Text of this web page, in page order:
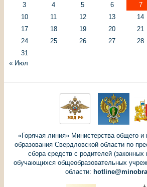
3
4 5 6 7
10
11 12 13 14
17
18 19 20 21
24
25 26 27 28
31
« Июл
«Горячая линия» Министерства общего и
образования Свердловской области по
сбора средств с родителей (законных
обучающихся общеобразовательных
области: